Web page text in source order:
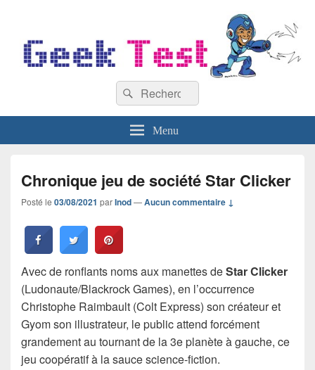
Recherche :
Rechercher
Menu
Chronique jeu de société Star Clicker
Posté le 03/08/2021 parInod—Aucun commentaire ↓
Avec de ronflants noms aux manettes deStar Clicker
(Ludonaute/Blackrock Games), en l’occurrence
Christophe Raimbault (Colt Express) son créateur et
Gyom son illustrateur, le public attend forcément
grandement au tournant de la 3e planète à gauche, ce
jeu coopératif à la sauce science-fiction.